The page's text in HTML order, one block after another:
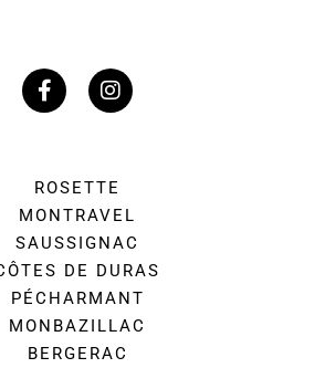
ROSETTE
MONTRAVEL
SAUSSIGNAC
DE DURAS
PÉCHARMANT
MONBAZILLAC
BERGERAC